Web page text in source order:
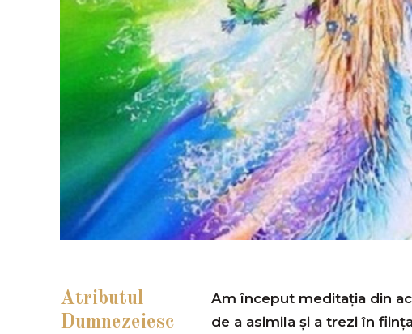
Atributul
Dumnezeiesc
Am început meditația din
de a asimila și a trezi în